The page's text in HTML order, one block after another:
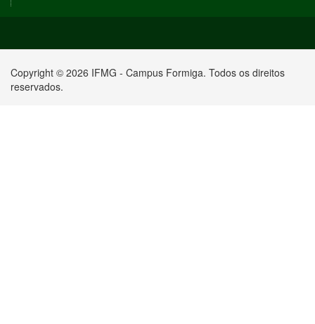
Copyright © 2026 IFMG - Campus Formiga. Todos os direitos
reservados.